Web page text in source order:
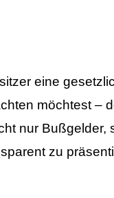
eine
möchtest –
nur Bußgelder,
zu